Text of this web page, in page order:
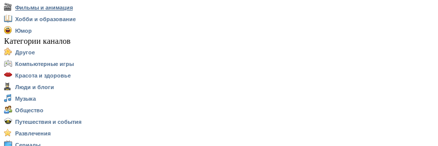
Фильмы и анимация
Хобби и образование
Юмор
Категории каналов
Другое
Компьютерные игры
Красота и здоровье
Люди и блоги
Музыка
Общество
Путешествия и события
Развлечения